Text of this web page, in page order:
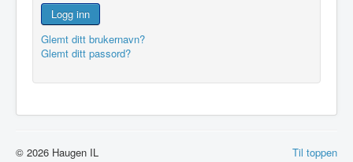
Logg inn
Glemt ditt brukernavn?
Glemt ditt passord?
Til toppen
© 2026 Haugen IL